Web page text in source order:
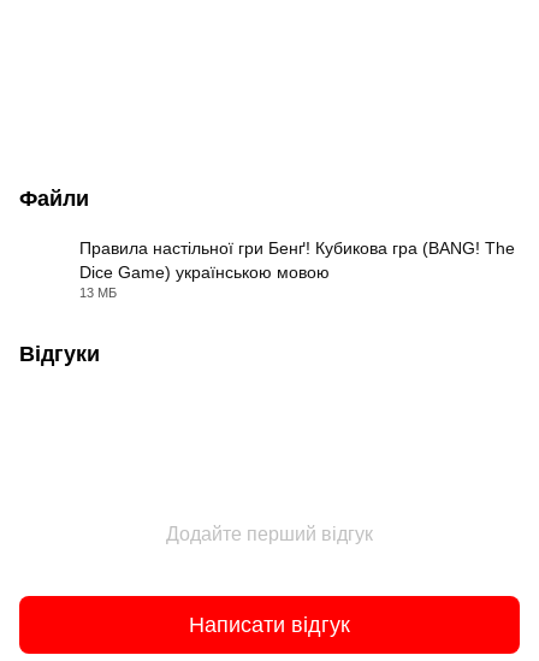
Файли
Правила настільної гри Бенґ! Кубикова гра (BANG! The
Dice Game) українською мовою
13 МБ
Відгуки
Додайте перший відгук
Написати відгук